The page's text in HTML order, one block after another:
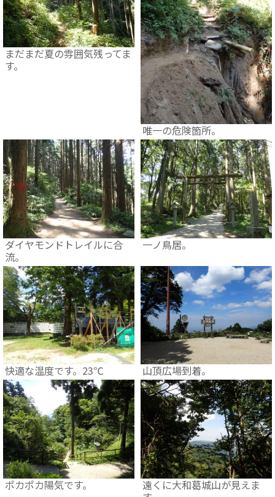
まだまだ夏の雰囲気残ってま
す。
唯一の危険箇所。
ダイヤモンドトレイルに合
流。
一ノ鳥居。
快適な温度です。23℃ 山頂広場到着。
ポカポカ陽気です。
遠くに大和葛城山が見えま